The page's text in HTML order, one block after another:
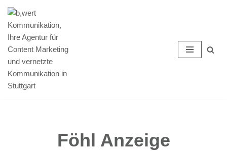
Zum
Inhalt
springen
Föhl Anzeige